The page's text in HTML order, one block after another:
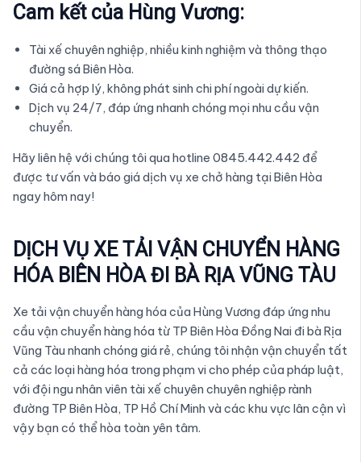
Cam kết của Hùng Vương:
Tài xế chuyên nghiệp, nhiều kinh nghiệm và thông thạo
đường sá Biên Hòa.
Giá cả hợp lý, không phát sinh chi phí ngoài dự kiến.
Dịch vụ 24/7, đáp ứng nhanh chóng mọi nhu cầu vận
chuyển.
Hãy liên hệ với chúng tôi qua hotline 0845.442.442 để
được tư vấn và báo giá dịch vụ xe chở hàng tại Biên Hòa
ngay hôm nay!
DỊCH VỤ XE TẢI VẬN CHUYỂN HÀNG
HÓA BIÊN HÒA ĐI BÀ RỊA VŨNG TÀU
Xe tải vận chuyển hàng hóa của Hùng Vương đáp ứng nhu
cầu vận chuyển hàng hóa từ TP Biên Hòa Đồng Nai đi bà Rịa
Vũng Tàu nhanh chóng giá rẻ, chúng tôi nhận vận chuyển tất
cả các loại hàng hóa trong phạm vi cho phép của pháp luật,
với đội ngu nhân viên tài xế chuyên chuyên nghiệp rành
đường TP Biên Hòa, TP Hồ Chí Minh và các khu vực lân cận vì
vậy bạn có thể hòa toàn yên tâm.